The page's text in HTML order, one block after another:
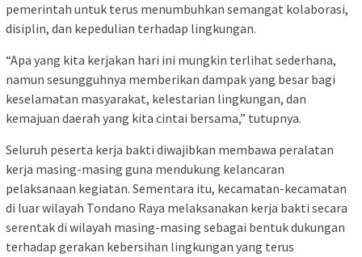
pemerintah untuk terus menumbuhkan semangat kolaborasi,
disiplin, dan kepedulian terhadap lingkungan.
“Apa yang kita kerjakan hari ini mungkin terlihat sederhana,
namun sesungguhnya memberikan dampak yang besar bagi
keselamatan masyarakat, kelestarian lingkungan, dan
kemajuan daerah yang kita cintai bersama,” tutupnya.
Seluruh peserta kerja bakti diwajibkan membawa peralatan
kerja masing-masing guna mendukung kelancaran
pelaksanaan kegiatan. Sementara itu, kecamatan-kecamatan
di luar wilayah Tondano Raya melaksanakan kerja bakti secara
serentak di wilayah masing-masing sebagai bentuk dukungan
terhadap gerakan kebersihan lingkungan yang terus